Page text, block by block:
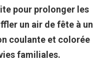
pour prolonger les
un air de fête à un
coulante et colorée
familiales.